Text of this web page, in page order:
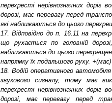
перехресті нерівнозначних доріг
дорозі, має перевагу перед
які наближаються до цього
17. Відповідно до п. 16.11 на
що рухається по головній
наближаються до цього
напрямку їх подальшого руху. +(має)
18. Водій оперативного
звукового сигналу, тому має
перехресті нерівнозначних доріг
дорозі, має перевагу перед